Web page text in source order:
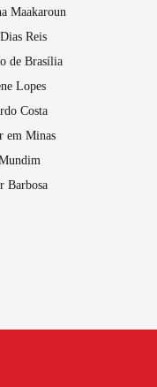
Maakaroun
Reis
de Brasília
Lopes
Costa
em Minas
Barbosa